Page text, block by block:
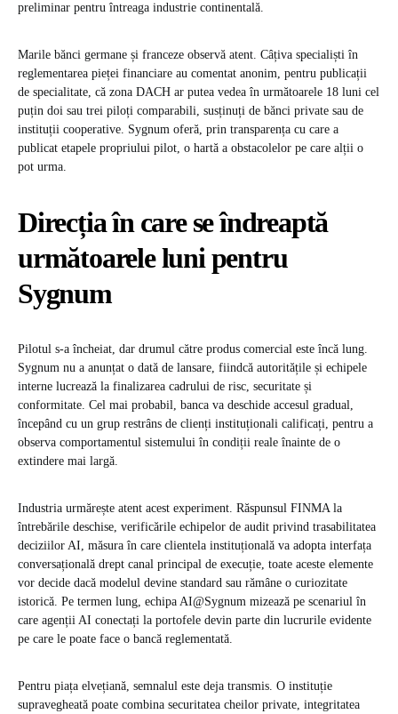
preliminar pentru întreaga industrie continentală.
Marile bănci germane și franceze observă atent. Câțiva specialiști în
reglementarea pieței financiare au comentat anonim, pentru publicații
de specialitate, că zona DACH ar putea vedea în următoarele 18 luni cel
puțin doi sau trei piloți comparabili, susținuți de bănci private sau de
instituții cooperative. Sygnum oferă, prin transparența cu care a
publicat etapele propriului pilot, o hartă a obstacolelor pe care alții o
pot urma.
Direcția în care se îndreaptă
următoarele luni pentru
Sygnum
Pilotul s-a încheiat, dar drumul către produs comercial este încă lung.
Sygnum nu a anunțat o dată de lansare, fiindcă autoritățile și echipele
interne lucrează la finalizarea cadrului de risc, securitate și
conformitate. Cel mai probabil, banca va deschide accesul gradual,
începând cu un grup restrâns de clienți instituționali calificați, pentru a
observa comportamentul sistemului în condiții reale înainte de o
extindere mai largă.
Industria urmărește atent acest experiment. Răspunsul FINMA la
întrebările deschise, verificările echipelor de audit privind trasabilitatea
deciziilor AI, măsura în care clientela instituțională va adopta interfața
conversațională drept canal principal de execuție, toate aceste elemente
vor decide dacă modelul devine standard sau rămâne o curiozitate
istorică. Pe termen lung, echipa AI@Sygnum mizează pe scenariul în
care agenții AI conectați la portofele devin parte din lucrurile evidente
pe care le poate face o bancă reglementată.
Pentru piața elvețiană, semnalul este deja transmis. O instituție
supravegheată poate combina securitatea cheilor private, integritatea